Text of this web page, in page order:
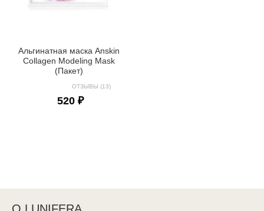
Альгинатная маска Anskin
Collagen Modeling Mask
(Пакет)
ОТЗЫВЫ (13)
520 ₽